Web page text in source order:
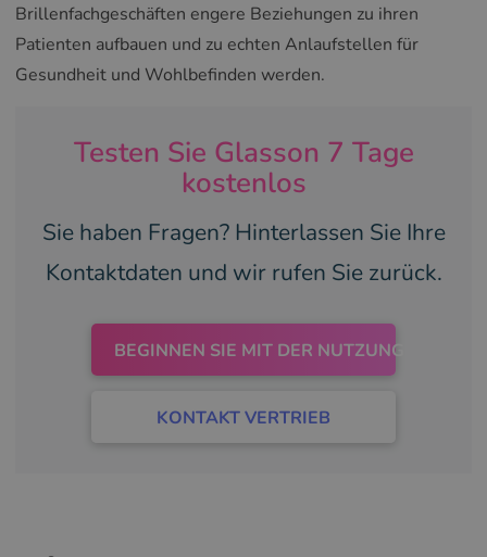
Brillenfachgeschäften engere Beziehungen zu ihren
Patienten aufbauen und zu echten Anlaufstellen für
Gesundheit und Wohlbefinden werden.
Testen Sie Glasson 7 Tage
kostenlos
Sie haben Fragen? Hinterlassen Sie Ihre
Kontaktdaten und wir rufen Sie zurück.
BEGINNEN SIE MIT DER NUTZUNG
KONTAKT VERTRIEB